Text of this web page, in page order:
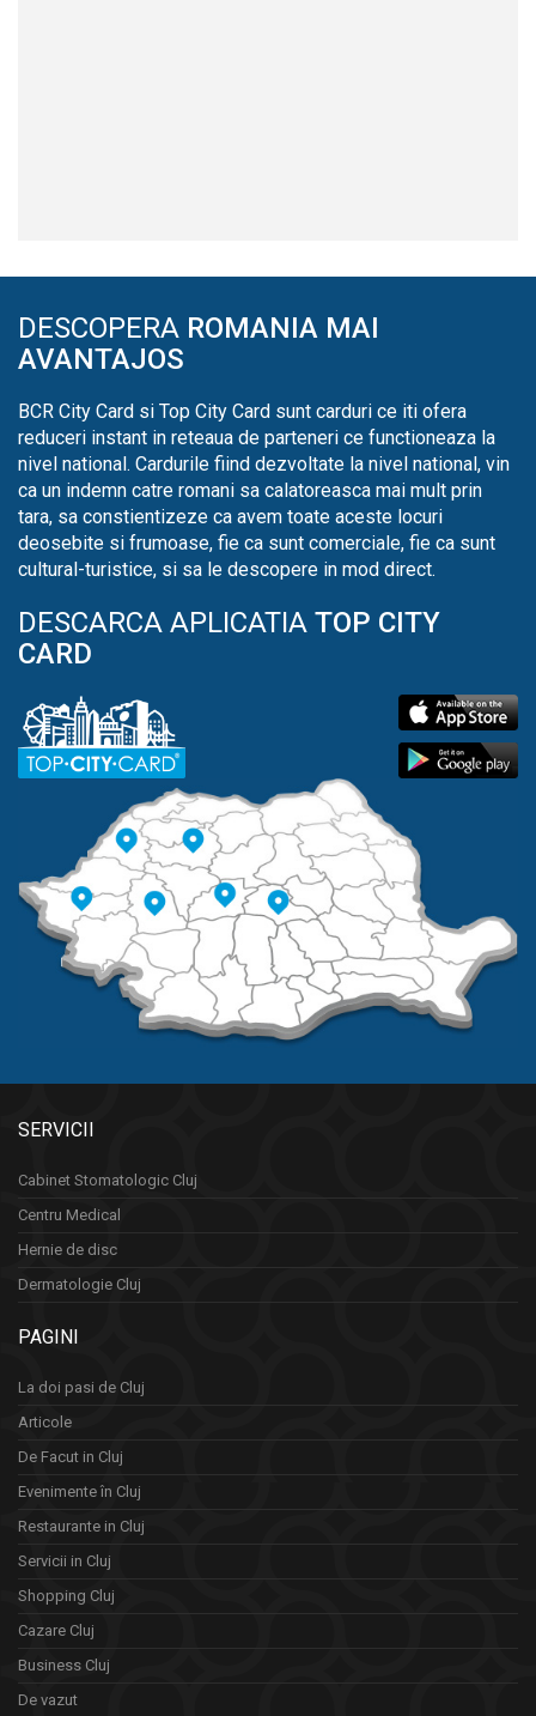
DESCOPERA ROMANIA MAI
AVANTAJOS
BCR City Card si Top City Card sunt carduri ce iti ofera
reduceri instant in reteaua de parteneri ce functioneaza la
nivel national. Cardurile fiind dezvoltate la nivel national, vin
ca un indemn catre romani sa calatoreasca mai mult prin
tara, sa constientizeze ca avem toate aceste locuri
deosebite si frumoase, fie ca sunt comerciale, fie ca sunt
cultural-turistice, si sa le descopere in mod direct.
DESCARCA APLICATIA TOP CITY
CARD
SERVICII
Cabinet Stomatologic Cluj
Centru Medical
Hernie de disc
Dermatologie Cluj
PAGINI
La doi pasi de Cluj
Articole
De Facut in Cluj
Evenimente în Cluj
Restaurante in Cluj
Servicii in Cluj
Shopping Cluj
Cazare Cluj
Business Cluj
De vazut